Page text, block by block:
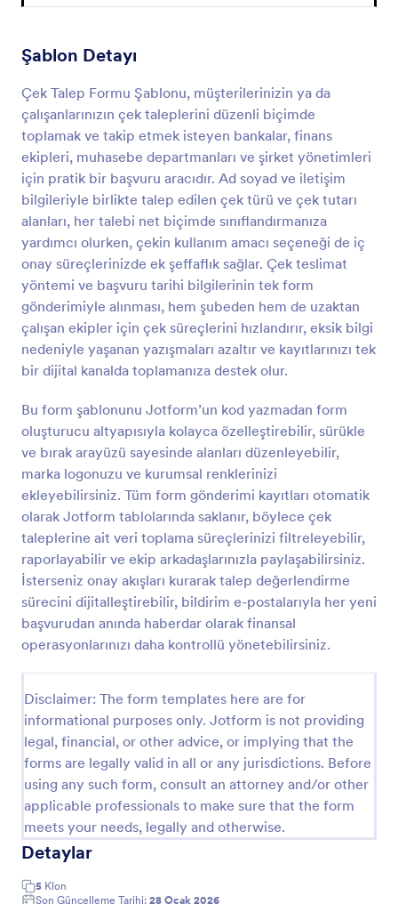
Şablon Detayı
Çek Talep Formu Şablonu, müşterilerinizin ya da
çalışanlarınızın çek taleplerini düzenli biçimde
toplamak ve takip etmek isteyen bankalar, finans
ekipleri, muhasebe departmanları ve şirket yönetimleri
için pratik bir başvuru aracıdır. Ad soyad ve iletişim
bilgileriyle birlikte talep edilen çek türü ve çek tutarı
alanları, her talebi net biçimde sınıflandırmanıza
yardımcı olurken, çekin kullanım amacı seçeneği de iç
onay süreçlerinizde ek şeffaflık sağlar. Çek teslimat
yöntemi ve başvuru tarihi bilgilerinin tek form
gönderimiyle alınması, hem şubeden hem de uzaktan
çalışan ekipler için çek süreçlerini hızlandırır, eksik bilgi
nedeniyle yaşanan yazışmaları azaltır ve kayıtlarınızı tek
bir dijital kanalda toplamanıza destek olur.
Bu form şablonunu Jotform’un kod yazmadan form
oluşturucu altyapısıyla kolayca özelleştirebilir, sürükle
ve bırak arayüzü sayesinde alanları düzenleyebilir,
marka logonuzu ve kurumsal renklerinizi
ekleyebilirsiniz. Tüm form gönderimi kayıtları otomatik
olarak Jotform tablolarında saklanır, böylece çek
taleplerine ait veri toplama süreçlerinizi filtreleyebilir,
raporlayabilir ve ekip arkadaşlarınızla paylaşabilirsiniz.
İsterseniz onay akışları kurarak talep değerlendirme
sürecini dijitalleştirebilir, bildirim e-postalarıyla her yeni
başvurudan anında haberdar olarak finansal
operasyonlarınızı daha kontrollü yönetebilirsiniz.
Disclaimer: The form templates here are for
informational purposes only. Jotform is not providing
legal, financial, or other advice, or implying that the
forms are legally valid in all or any jurisdictions. Before
using any such form, consult an attorney and/or other
applicable professionals to make sure that the form
meets your needs, legally and otherwise.
Detaylar
5 Klon
Son Güncelleme Tarihi: 28 Ocak 2026
Önizleme
Bağımsız Yüklenici Sözleşme Örneği
Bu bağımsız yüklenici sözleşme örneği, detaylı bir
şartname ile birlikte vergi hazırlayan şahısların
bilgileri, tazminat planı, gerekli iletişim bilgileri ve
tarafların imzalarını kapsar.
Go to Category:
Bankacılık Formları
Önizleme